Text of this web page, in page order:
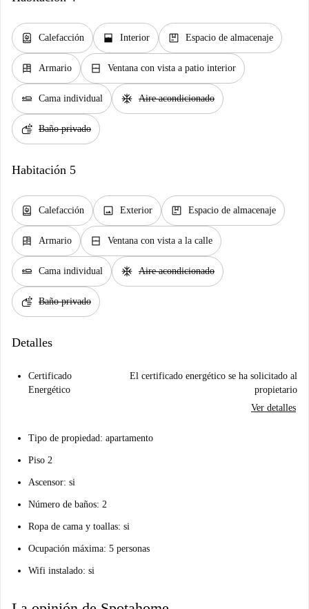
water_heater Calefacción window_open Interior package Espacio de almacenaje
dresser Armario window_closed Ventana con vista a patio interior
airline_seat_flat Cama individual ac_unit Aire acondicionado
soap Baño privado
Habitación 5
water_heater Calefacción image Exterior package Espacio de almacenaje
dresser Armario window_closed Ventana con vista a la calle
airline_seat_flat Cama individual ac_unit Aire acondicionado
soap Baño privado
Detalles
Certificado
Energético
El certificado energético se ha solicitado al
propietario
Ver detalles
Tipo de propiedad: apartamento
Piso 2
Ascensor: si
Número de baños: 2
Ropa de cama y toallas: si
Ocupación máxima: 5 personas
Wifi instalado: si